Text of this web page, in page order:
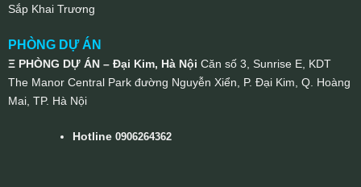
Sắp Khai Trương
PHÒNG DỰ ÁN
Ξ PHÒNG DỰ ÁN – Đại Kim, Hà Nội Căn số 3, Sunrise E, KDT
The Manor Central Park đường Nguyễn Xiển, P. Đại Kim, Q. Hoàng
Mai, TP. Hà Nội
Hotline0906264362